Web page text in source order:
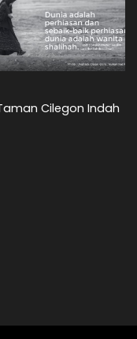
Cilegon Indah